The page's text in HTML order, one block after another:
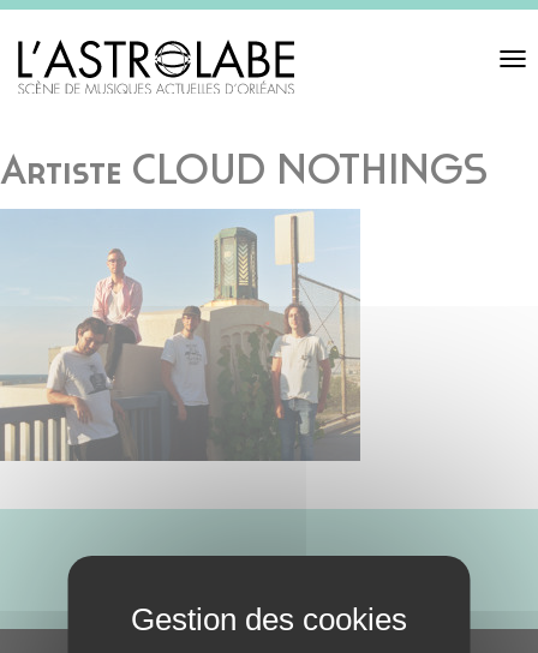
Toggle
Artiste CLOUD NOTHINGS